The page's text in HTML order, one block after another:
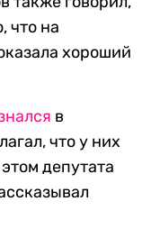
что на
хороший
в
что у них
депутата